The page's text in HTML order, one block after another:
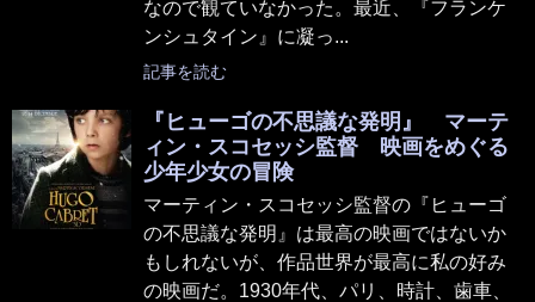
なので観ていなかった。最近、『フランケ
ンシュタイン』に凝っ...
記事を読む
『ヒューゴの不思議な発明』 マーテ
ィン・スコセッシ監督 映画をめぐる
少年少女の冒険
マーティン・スコセッシ監督の『ヒューゴ
の不思議な発明』は最高の映画ではないか
もしれないが、作品世界が最高に私の好み
の映画だ。1930年代、パリ、時計、歯車、